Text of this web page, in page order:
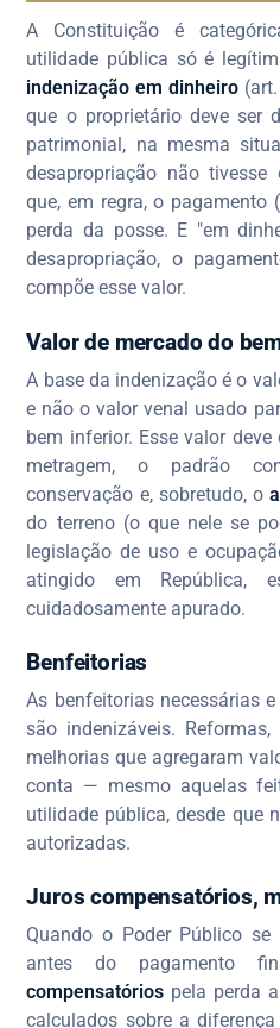
A Constituição é
utilidade pública só é
indenização em dinheiro
que o proprietário deve ser
patrimonial, na mesma
desapropriação não tivesse
que, em regra, o pagamento
perda da posse. E "em
desapropriação, o
compõe esse valor.
Valor de mercado do
A base da indenização é o
e não o valor venal usado
bem inferior. Esse valor
metragem, o padrão
conservação e, sobretudo, o
do terreno (o que nele se
legislação de uso e
atingido em República,
cuidadosamente apurado.
Benfeitorias
As benfeitorias necessárias
são indenizáveis.
melhorias que agregaram
conta — mesmo aquelas
utilidade pública, desde que
autorizadas.
Juros compensatórios,
Quando o Poder Público
antes do pagamento
compensatórios pela perda
calculados sobre a